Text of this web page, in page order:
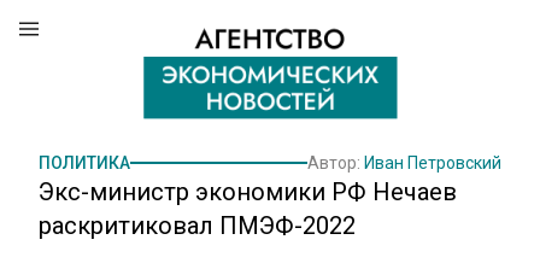
ПОЛИТИКА Автор: Иван Петровский
Экс-министр экономики РФ Нечаев
раскритиковал ПМЭФ-2022